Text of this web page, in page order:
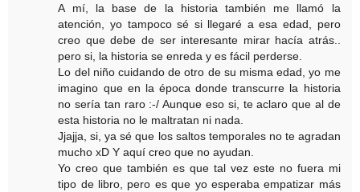
A mí, la base de la historia también me llamó la
atención, yo tampoco sé si llegaré a esa edad, pero
creo que debe de ser interesante mirar hacía atrás..
pero si, la historia se enreda y es fácil perderse.
Lo del niño cuidando de otro de su misma edad, yo me
imagino que en la época donde transcurre la historia
no sería tan raro :-/ Aunque eso si, te aclaro que al de
esta historia no le maltratan ni nada.
Jjajja, si, ya sé que los saltos temporales no te agradan
mucho xD Y aquí creo que no ayudan.
Yo creo que también es que tal vez este no fuera mi
tipo de libro, pero es que yo esperaba empatizar más